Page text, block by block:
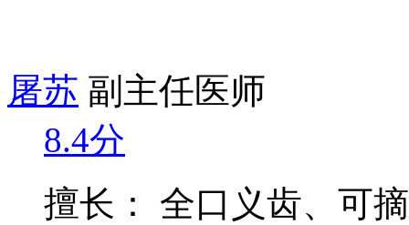
屠苏 副主任医师
8.4分
擅长： 全口义齿、可